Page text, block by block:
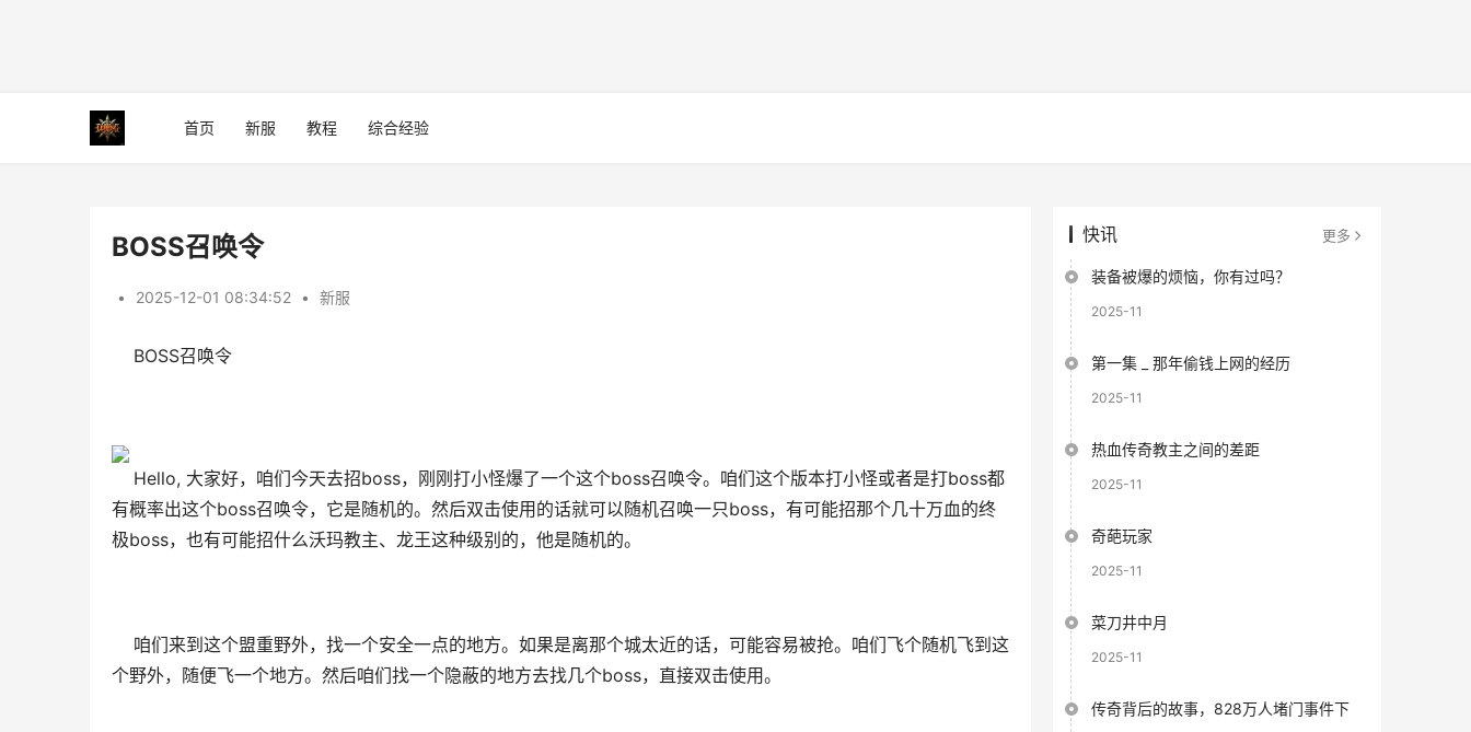
首页 新服 教程 综合经验
BOSS召唤令
• 2025-12-01 08:34:52 • 新服
BOSS召唤令
Hello, 大家好，咱们今天去招boss，刚刚打小怪爆了一个这个boss召唤令。咱们这个版本打小怪或者是打boss都
有概率出这个boss召唤令，它是随机的。然后双击使用的话就可以随机召唤一只boss，有可能招那个几十万血的终
极boss，也有可能招什么沃玛教主、龙王这种级别的，他是随机的。
咱们来到这个盟重野外，找一个安全一点的地方。如果是离那个城太近的话，可能容易被抢。咱们飞个随机飞到这
个野外，随便飞一个地方。然后咱们找一个隐蔽的地方去找几个boss，直接双击使用。
快讯 更多
装备被爆的烦恼，你有过吗？
2025-11
第一集 _ 那年偷钱上网的经历
2025-11
热血传奇教主之间的差距
2025-11
奇葩玩家
2025-11
菜刀井中月
2025-11
传奇背后的故事，828万人堵门事件下